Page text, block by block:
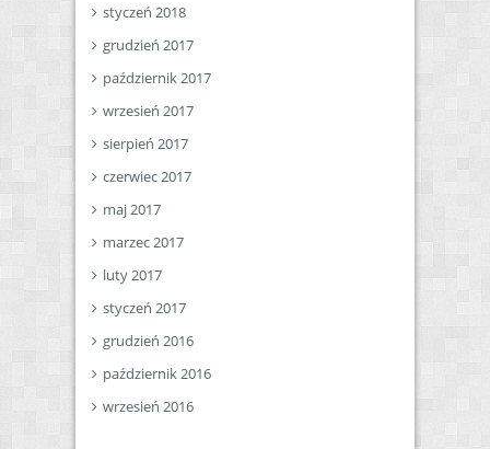
styczeń 2018
grudzień 2017
październik 2017
wrzesień 2017
sierpień 2017
czerwiec 2017
maj 2017
marzec 2017
luty 2017
styczeń 2017
grudzień 2016
październik 2016
wrzesień 2016